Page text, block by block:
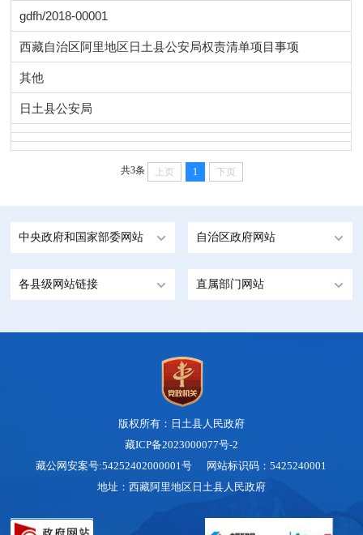
gdfh/2018-00001
西藏自治区阿里地区日土县公安局权责清单项目事项
其他
日土县公安局
共3条 上页 1 下页
中央政府和国家部委网站 自治区政府网站
各县级网站链接 直属部门网站
版权所有：日土县人民政府
藏ICP备2023000077号-2
藏公网安案号:54252402000001号 网站标识码：5425240001
地址：西藏阿里地区日土县人民政府